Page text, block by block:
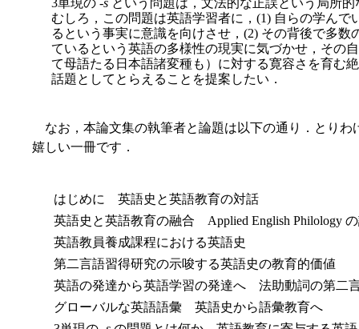
むしろ，この問題は英語学習者に，(1) 自らの学ん
るという事実に意識を向けさせ，(2) その背後で多
ているという英語の多様性の現実に気づかせ，その
て母語たる日本語諸変種も）に対する寛容さを育む
話題としてとらえることを提案したい．
なお，本論文集の執筆者と論題は以下の通り．とりわ
嬉しい一冊です．
はじめに 英語史と英語教育の対話
英語史と英語教育の融合 Applied English Philology
英語教員養成課程における英語史
第二言語習得研究の示唆する英語史の教育的価値
英語の発達から英語学習の発達へ 法助動詞の第二
グローバルな英語語彙 英語史から語彙教育へ